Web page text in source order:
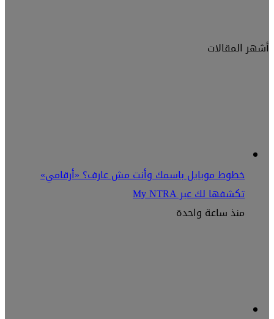
أشهر المقالات
خطوط موبايل باسمك وأنت مش عارف؟ «أرقامي»
تكشفها لك عبر My NTRA
منذ ساعة واحدة